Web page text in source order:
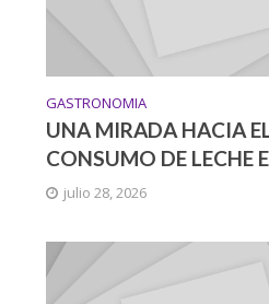
GASTRONOMIA
UNA MIRADA HACIA
CONSUMO DE LECHE
julio 28, 2026